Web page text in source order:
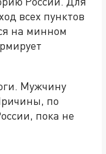
всех пунктов
на минном
Мужчину
по
пока не